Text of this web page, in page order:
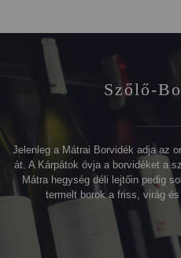
Szőlő-
Jelenleg a Mátrai Borvidék adja az
át. A Kárpátok óvja a borvidéket a
Mátra hegység déli lejtőin pedig
termelt borok a friss, virág